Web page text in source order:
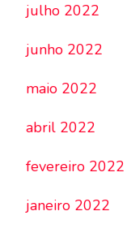
julho 2022
junho 2022
maio 2022
abril 2022
fevereiro 2022
janeiro 2022